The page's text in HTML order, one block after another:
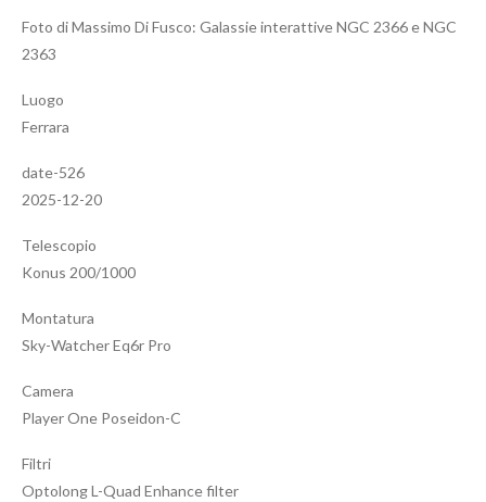
Foto di Massimo Di Fusco: Galassie interattive NGC 2366 e NGC
2363
Luogo
Ferrara
date-526
2025-12-20
Telescopio
Konus 200/1000
Montatura
Sky-Watcher Eq6r Pro
Camera
Player One Poseidon-C
Filtri
Optolong L-Quad Enhance filter